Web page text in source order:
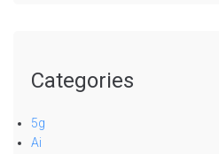
Categories
5g
Ai